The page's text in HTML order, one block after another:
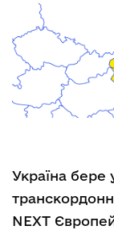
Україна бере
NEXT